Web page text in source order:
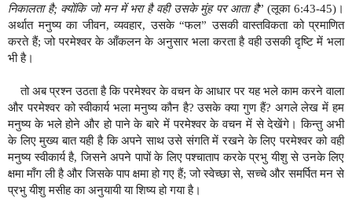
निकालता है; क्योंकि जो मन में भरा है वही उसके मुंह पर आता है” (लूका 6:43-45)।
अर्थात मनुष्य का जीवन, व्यवहार, उसके “फल” उसकी वास्तविकता को प्रमाणित
करते हैं; जो परमेश्वर के आँकलन के अनुसार भला करता है वही उसकी दृष्टि में भला
भी है।
तो अब प्रश्न उठता है कि परमेश्वर के वचन के आधार पर यह भले काम करने वाला
और परमेश्वर को स्वीकार्य भला मनुष्य कौन है? उसके क्या गुण हैं? अगले लेख में हम
मनुष्य के भले होने और हो पाने के बारे में परमेश्वर के वचन में से देखेंगे। किन्तु अभी
के लिए मुख्य बात यही है कि अपने साथ उसे संगति में रखने के लिए परमेश्वर को वही
मनुष्य स्वीकार्य है, जिसने अपने पापों के लिए पश्चाताप करके प्रभु यीशु से उनके लिए
क्षमा माँग ली है और जिसके पाप क्षमा हो गए हैं; जो स्वेच्छा से, सच्चे और समर्पित मन से
प्रभु यीशु मसीह का अनुयायी या शिष्य हो गया है।